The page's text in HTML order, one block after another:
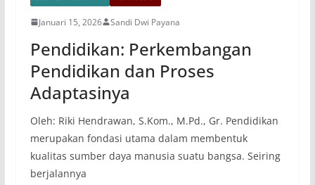
Januari 15, 2026 Sandi Dwi Payana
Pendidikan: Perkembangan
Pendidikan dan Proses
Adaptasinya
Oleh: Riki Hendrawan, S.Kom., M.Pd., Gr. Pendidikan
merupakan fondasi utama dalam membentuk
kualitas sumber daya manusia suatu bangsa. Seiring
berjalannya